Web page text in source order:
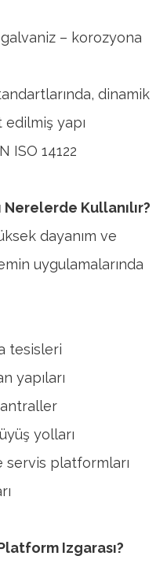
galvaniz – korozyona
dinamik
yapı
ISO 14122
Kullanılır?
dayanım ve
uygulamalarında
tesisleri
yapıları
yolları
servis platformları
Izgarası?